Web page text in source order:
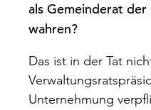
als Gemeinderat der
wahren?
Das ist in der Tat
Unternehmung